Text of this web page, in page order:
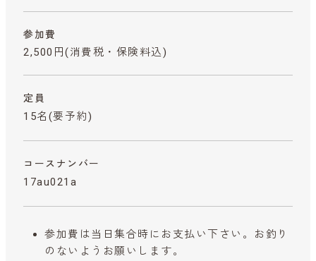
参加費
2,500円 (消費税・保険料込)
定員
15名(要予約)
コースナンバー
17au021a
参加費は当日集合時にお支払い下さい。お釣り
のないようお願いします。